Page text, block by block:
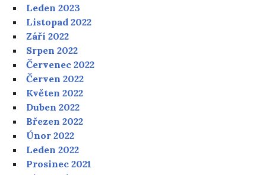
Leden 2023
Listopad 2022
Září 2022
Srpen 2022
Červenec 2022
Červen 2022
Květen 2022
Duben 2022
Březen 2022
Únor 2022
Leden 2022
Prosinec 2021